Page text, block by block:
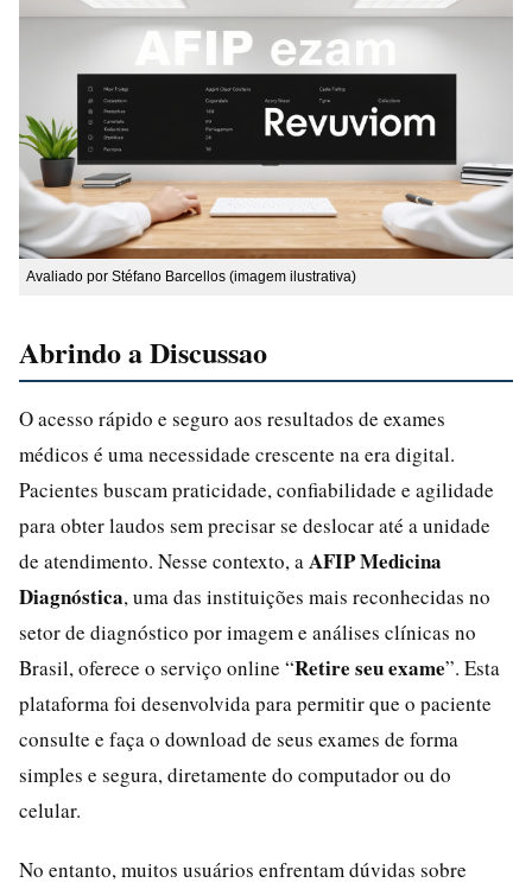
Avaliado por Stéfano Barcellos (imagem ilustrativa)
Abrindo a Discussao
O acesso rápido e seguro aos resultados de exames
médicos é uma necessidade crescente na era digital.
Pacientes buscam praticidade, confiabilidade e agilidade
para obter laudos sem precisar se deslocar até a unidade
de atendimento. Nesse contexto, a AFIP Medicina
Diagnóstica, uma das instituições mais reconhecidas no
setor de diagnóstico por imagem e análises clínicas no
Brasil, oferece o serviço online “Retire seu exame”. Esta
plataforma foi desenvolvida para permitir que o paciente
consulte e faça o download de seus exames de forma
simples e segura, diretamente do computador ou do
celular.
No entanto, muitos usuários enfrentam dúvidas sobre